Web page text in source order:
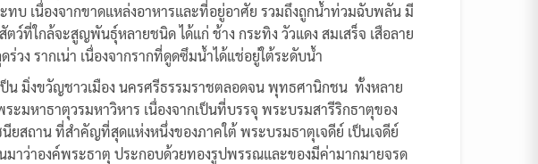
ทบ เนื่องจากขาดแหล่งอาหารและที่อยู่อาศัย รวมถึงถูกน้ำท่วมฉับพลัน มี
ที่ใกล้จะสูญพันธุ์หลายชนิด ได้แก่ ช้าง กระทิง วัวแดง สมเสร็จ เสือลาย
วง รากเน่า เนื่องจากรากที่ดูดซึมน้ำได้แช่อยู่ใต้ระดับน้ำ
น มิ่งขวัญชาวเมือง นครศรีธรรมราชตลอดจน พุทธศานิกชน ทั้งหลาย
หาธาตุวรมหาวิหาร เนื่องจากเป็นที่บรรจุ พระบรมสารีริกธาตุของ
สถาน ที่สำคัญที่สุดแห่งหนึ่งของภาคใต้ พระบรมธาตุเจดีย์ เป็นเจดีย์
าว่าองค์พระธาตุ ประกอบด้วยทองรูปพรรณและของมีค่ามากมายจรด